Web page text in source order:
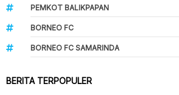
PEMKOT BALIKPAPAN
BORNEO FC
BORNEO FC SAMARINDA
BERITA TERPOPULER